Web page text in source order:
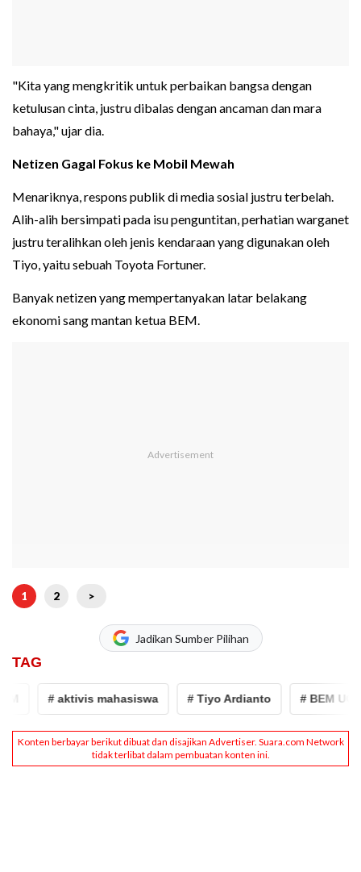
"Kita yang mengkritik untuk perbaikan bangsa dengan
ketulusan cinta, justru dibalas dengan ancaman dan mara
bahaya," ujar dia.
Netizen Gagal Fokus ke Mobil Mewah
Menariknya, respons publik di media sosial justru terbelah.
Alih-alih bersimpati pada isu penguntitan, perhatian warganet
justru teralihkan oleh jenis kendaraan yang digunakan oleh
Tiyo, yaitu sebuah Toyota Fortuner.
Banyak netizen yang mempertanyakan latar belakang
ekonomi sang mantan ketua BEM.
1 2 >
Jadikan Sumber Pilihan
TAG
# aktivis mahasiswa # Tiyo Ardianto # BEM UGM